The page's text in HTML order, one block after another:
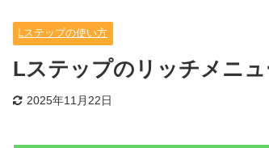
Lステップの使い方
Lステップのリッチメニ
2025年11月22日